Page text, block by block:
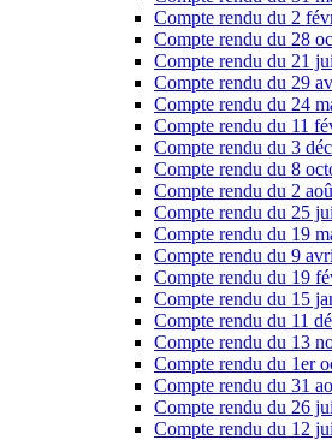
Compte rendu du 2
Compte rendu du 28
Compte rendu du 21
Compte rendu du 29
Compte rendu du 24
Compte rendu du 11
Compte rendu du 3
Compte rendu du 8
Compte rendu du 2
Compte rendu du 25
Compte rendu du 19
Compte rendu du 9
Compte rendu du 19
Compte rendu du 15
Compte rendu du 11
Compte rendu du 13
Compte rendu du 1er
Compte rendu du 31
Compte rendu du 26
Compte rendu du 12